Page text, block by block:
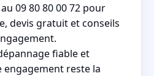
09 80 80 00 72 pour
devis gratuit et conseils
fiable et
reste la